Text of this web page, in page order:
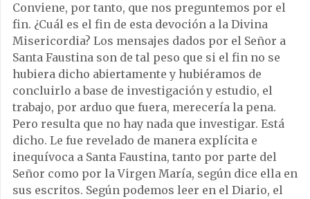
Conviene, por tanto, que nos preguntemos por el
fin. ¿Cuál es el fin de esta devoción a la Divina
Misericordia? Los mensajes dados por el Señor a
Santa Faustina son de tal peso que si el fin no se
hubiera dicho abiertamente y hubiéramos de
concluirlo a base de investigación y estudio, el
trabajo, por arduo que fuera, merecería la pena.
Pero resulta que no hay nada que investigar. Está
dicho. Le fue revelado de manera explícita e
inequívoca a Santa Faustina, tanto por parte del
Señor como por la Virgen María, según dice ella en
sus escritos. Según podemos leer en el Diario, el